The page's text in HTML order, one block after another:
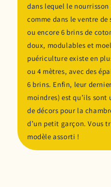
dans lequel le nourrisson
comme dans le ventre
ou encore 6 brins de
doux, modulables et
puériculture existe en
ou 4 mètres, avec des
6 brins. Enfin, leur
moindres) est qu’ils
de décors pour la
d’un petit garçon. Vous
modèle assorti !